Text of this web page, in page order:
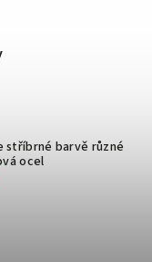
stříbrné barvě různé
ocel